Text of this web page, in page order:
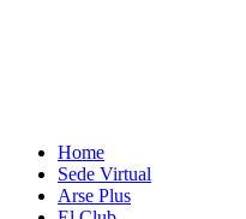
Home
Sede Virtual
Arse Plus